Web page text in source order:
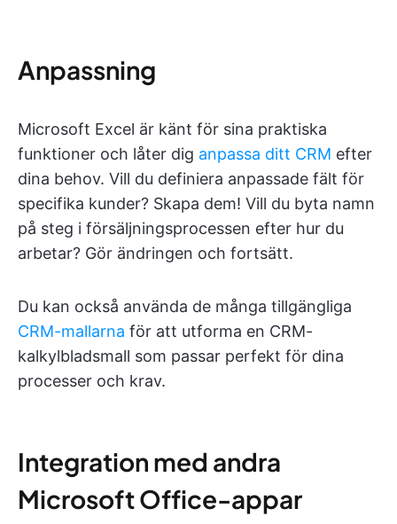
Anpassning
Microsoft Excel är känt för sina praktiska
funktioner och låter dig anpassa ditt CRM efter
dina behov. Vill du definiera anpassade fält för
specifika kunder? Skapa dem! Vill du byta namn
på steg i försäljningsprocessen efter hur du
arbetar? Gör ändringen och fortsätt.
Du kan också använda de många tillgängliga
CRM-mallarna för att utforma en CRM-
kalkylbladsmall som passar perfekt för dina
processer och krav.
Integration med andra
Microsoft Office-appar